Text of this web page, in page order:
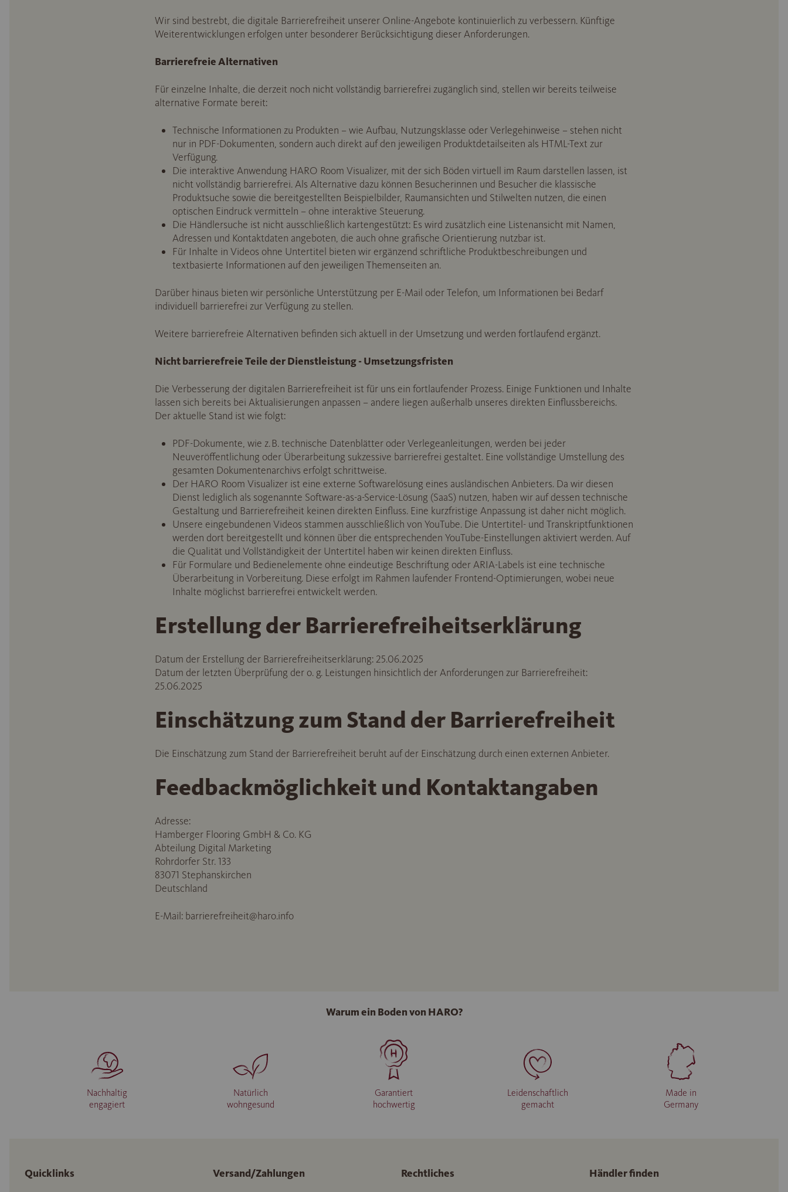
Wir sind bestrebt, die digitale Barrierefreiheit unserer Online-Angebote kontinuierlich zu verbessern. Künftige
Weiterentwicklungen erfolgen unter besonderer Berücksichtigung dieser Anforderungen.
Barrierefreie Alternativen
Für einzelne Inhalte, die derzeit noch nicht vollständig barrierefrei zugänglich sind, stellen wir bereits teilweise
alternative Formate bereit:
Technische Informationen zu Produkten – wie Aufbau, Nutzungsklasse oder Verlegehinweise – stehen nicht
nur in PDF-Dokumenten, sondern auch direkt auf den jeweiligen Produktdetailseiten als HTML-Text zur
Verfügung.
Die interaktive Anwendung HARO Room Visualizer, mit der sich Böden virtuell im Raum darstellen lassen, ist
nicht vollständig barrierefrei. Als Alternative dazu können Besucherinnen und Besucher die klassische
Produktsuche sowie die bereitgestellten Beispielbilder, Raumansichten und Stilwelten nutzen, die einen
optischen Eindruck vermitteln – ohne interaktive Steuerung.
Die Händlersuche ist nicht ausschließlich kartengestützt: Es wird zusätzlich eine Listenansicht mit Namen,
Adressen und Kontaktdaten angeboten, die auch ohne grafische Orientierung nutzbar ist.
Für Inhalte in Videos ohne Untertitel bieten wir ergänzend schriftliche Produktbeschreibungen und
textbasierte Informationen auf den jeweiligen Themenseiten an.
Darüber hinaus bieten wir persönliche Unterstützung per E-Mail oder Telefon, um Informationen bei Bedarf
individuell barrierefrei zur Verfügung zu stellen.
Weitere barrierefreie Alternativen befinden sich aktuell in der Umsetzung und werden fortlaufend ergänzt.
Nicht barrierefreie Teile der Dienstleistung - Umsetzungsfristen
Die Verbesserung der digitalen Barrierefreiheit ist für uns ein fortlaufender Prozess. Einige Funktionen und Inhalte
lassen sich bereits bei Aktualisierungen anpassen – andere liegen außerhalb unseres direkten Einflussbereichs.
Der aktuelle Stand ist wie folgt:
PDF-Dokumente, wie z. B. technische Datenblätter oder Verlegeanleitungen, werden bei jeder
Neuveröffentlichung oder Überarbeitung sukzessive barrierefrei gestaltet. Eine vollständige Umstellung des
gesamten Dokumentenarchivs erfolgt schrittweise.
Der HARO Room Visualizer ist eine externe Softwarelösung eines ausländischen Anbieters. Da wir diesen
Dienst lediglich als sogenannte Software-as-a-Service-Lösung (SaaS) nutzen, haben wir auf dessen technische
Gestaltung und Barrierefreiheit keinen direkten Einfluss. Eine kurzfristige Anpassung ist daher nicht möglich.
Unsere eingebundenen Videos stammen ausschließlich von YouTube. Die Untertitel- und Transkriptfunktionen
werden dort bereitgestellt und können über die entsprechenden YouTube-Einstellungen aktiviert werden. Auf
die Qualität und Vollständigkeit der Untertitel haben wir keinen direkten Einfluss.
Für Formulare und Bedienelemente ohne eindeutige Beschriftung oder ARIA-Labels ist eine technische
Überarbeitung in Vorbereitung. Diese erfolgt im Rahmen laufender Frontend-Optimierungen, wobei neue
Inhalte möglichst barrierefrei entwickelt werden.
Erstellung der Barrierefreiheitserklärung
Datum der Erstellung der Barrierefreiheitserklärung: 25.06.2025
Datum der letzten Überprüfung der o. g. Leistungen hinsichtlich der Anforderungen zur Barrierefreiheit:
25.06.2025
Einschätzung zum Stand der Barrierefreiheit
Die Einschätzung zum Stand der Barrierefreiheit beruht auf der Einschätzung durch einen externen Anbieter.
Feedbackmöglichkeit und Kontaktangaben
Adresse:
Hamberger Flooring GmbH & Co. KG
Abteilung Digital Marketing
Rohrdorfer Str. 133
83071 Stephanskirchen
Deutschland
E-Mail: barrierefreiheit@haro.info
Warum ein Boden von HARO?
Nachhaltig
engagiert
Natürlich
wohngesund
Garantiert
hochwertig
Leidenschaftlich
gemacht
Made in
Germany
Quicklinks Versand/Zahlungen Rechtliches Händler finden